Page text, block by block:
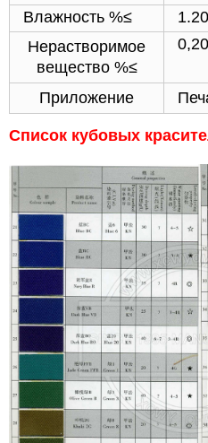
Влажность %≤
1.20
Нерастворимое
вещество %≤
0,20
Приложение
Список кубовых